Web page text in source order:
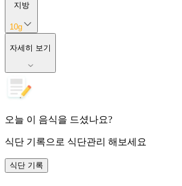
지방
10g
자세히 보기
오늘 이 음식을 드셨나요?
식단 기록으로 식단관리 해보세요
식단 기록